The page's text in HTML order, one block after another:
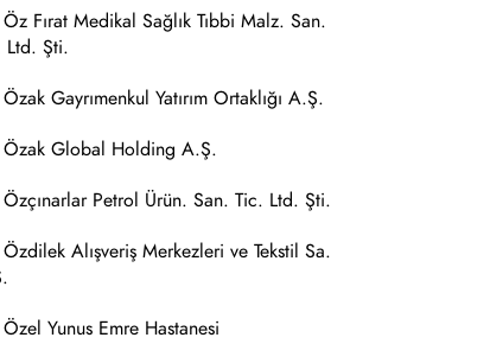
Öz Fırat Medikal Sağlık Tıbbi Malz. San.
Ltd. Şti.
Özak Gayrımenkul Yatırım Ortaklığı A.Ş.
Özak Global Holding A.Ş.
Özçınarlar Petrol Ürün. San. Tic. Ltd. Şti.
Özdilek Alışveriş Merkezleri ve Tekstil Sa.
Özel Yunus Emre Hastanesi